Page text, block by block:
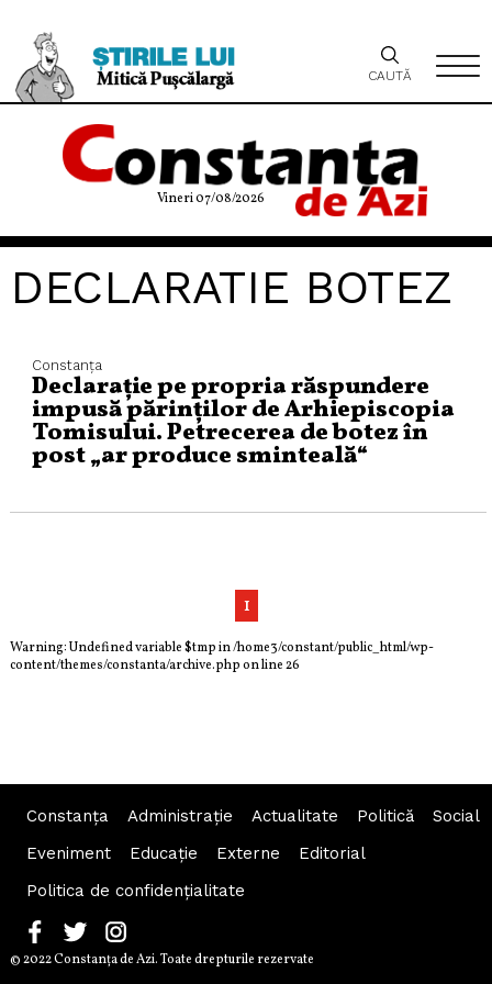
Vineri 07/08/2026
CAUTĂ
DECLARATIE BOTEZ
Constanța
Declarație pe propria răspundere
impusă părinților de Arhiepiscopia
Tomisului. Petrecerea de botez în
post „ar produce sminteală“
1
Warning: Undefined variable $tmp in/home3/constant/public_html/wp-
content/themes/constanta/archive.phpon line26
Constanța Administraţie Actualitate Politică
Social
Eveniment
Educaţie Externe
Editorial
Politica de confidențialitate
© 2022 Constanţa de Azi. Toate drepturile rezervate